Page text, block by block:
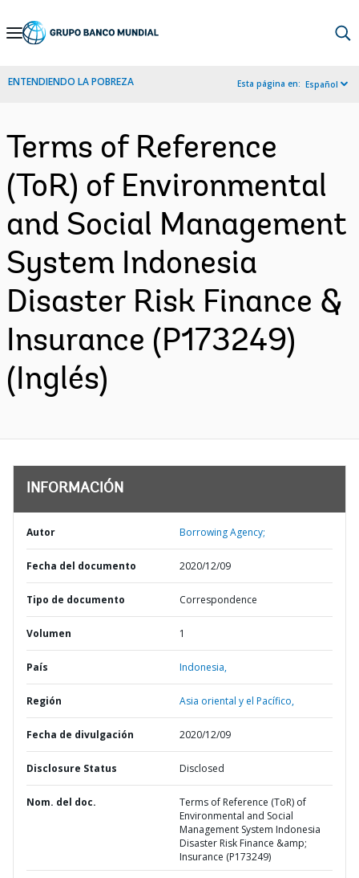
Skip
Navigation
ENTENDIENDO LA POBREZA Esta página en: Español
Terms of Reference
(ToR) of Environmental
and Social Management
System Indonesia
Disaster Risk Finance &
Insurance (P173249)
(Inglés)
INFORMACIÓN
Autor Borrowing Agency;
Fecha del documento 2020/12/09
Tipo de documento Correspondence
Volumen 1
País Indonesia,
Región Asia oriental y el Pacífico,
Fecha de divulgación 2020/12/09
Disclosure Status Disclosed
Nom. del doc.
Terms of Reference (ToR) of
Environmental and Social
Management System Indonesia
Disaster Risk Finance &amp;
Insurance (P173249)